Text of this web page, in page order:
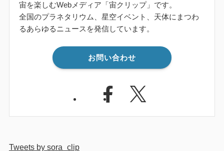
宙を楽しむWebメディア「宙クリップ」です。
全国のプラネタリウム、星空イベント、天体にまつわ
るあらゆるニュースを発信しています。
お問い合わせ
Tweets by sora_clip